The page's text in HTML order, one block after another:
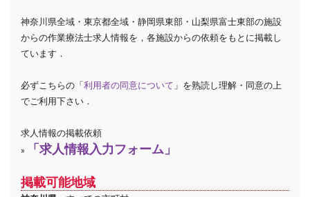
神奈川県全域・東京都全域・静岡県東部・山梨県富士東部の施設
からの作業療法士求人情報を，各施設からの依頼をもとに掲載し
ています．
必ずこちらの「利用者の同意について 」を熟読し理解・同意の上
でご利用下さい．
求人情報の掲載依頼
»
「求人情報入力フォーム」
掲載可能地域